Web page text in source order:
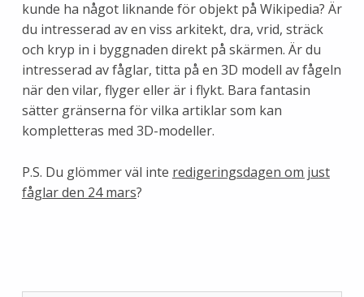
kunde ha något liknande för objekt på Wikipedia? Är
du intresserad av en viss arkitekt, dra, vrid, sträck
och kryp in i byggnaden direkt på skärmen. Är du
intresserad av fåglar, titta på en 3D modell av fågeln
när den vilar, flyger eller är i flykt. Bara fantasin
sätter gränserna för vilka artiklar som kan
kompletteras med 3D-modeller.
P.S. Du glömmer väl inte redigeringsdagen om just
fåglar den 24 mars?